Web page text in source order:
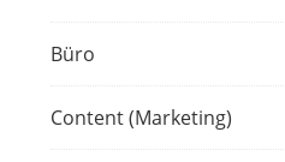
Büro
Content (Marketing)